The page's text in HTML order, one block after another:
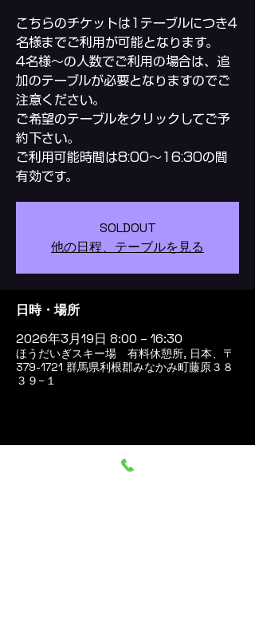
こちらのチケットは1テーブルにつき4
名様までご利用が可能となります。
4名様～の人数でご利用の場合は、追
加のテーブルが必要となりますのでご
注意ください。
ご希望のテーブルをクリックしてご予
約下さい。
ご利用可能時間は8:00～16:30の間
SOLDOUT
他の日程、テーブルを見る
日時・場所
2026年3月19日 8:00 – 16:30
ほうだいぎスキー場 有料休憩所, 日本、〒
379-1721 群馬県利根郡みなかみ町藤原３８
３９−１
このイベントをシェア